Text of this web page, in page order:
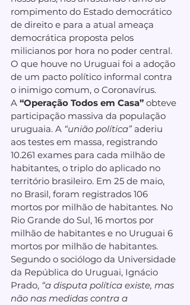
rompimento do Estado democrático
de direito e para a atual ameaça
democrática proposta pelos
milicianos por hora no poder central.
O que houve no Uruguai foi a adoção
de um pacto político informal contra
o inimigo comum, o Coronavírus.
A “Operação Todos em Casa” obteve
participação massiva da população
uruguaia. A “união política” aderiu
aos testes em massa, registrando
10.261 exames para cada milhão de
habitantes, o triplo do aplicado no
território brasileiro. Em 25 de maio,
no Brasil, foram registrados 106
mortos por milhão de habitantes. No
Rio Grande do Sul, 16 mortos por
milhão de habitantes e no Uruguai 6
mortos por milhão de habitantes.
Segundo o sociólogo da Universidade
da República do Uruguai, Ignácio
Prado, “a disputa política existe, mas
não nas medidas contra a